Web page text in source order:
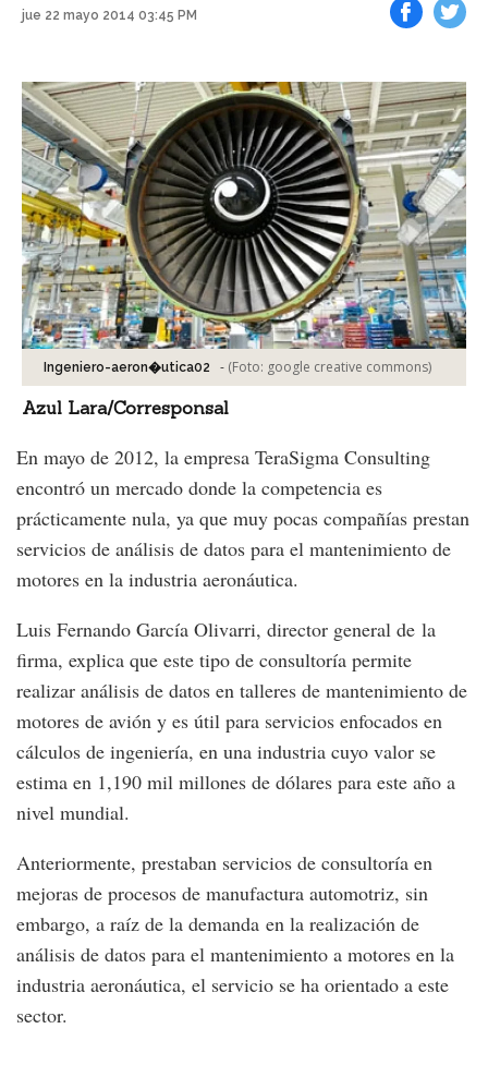
jue 22 mayo 2014 03:45 PM
Ingeniero-aeron�utica02 - (Foto: google creative commons)
Azul Lara/Corresponsal
En mayo de 2012, la empresa TeraSigma Consulting
encontró un mercado donde la competencia es
prácticamente nula, ya que muy pocas compañías prestan
servicios de análisis de datos para el mantenimiento de
motores en la industria aeronáutica.
Luis Fernando García Olivarri, director general de la
firma, explica que este tipo de consultoría permite
realizar análisis de datos en talleres de mantenimiento de
motores de avión y es útil para servicios enfocados en
cálculos de ingeniería, en una industria cuyo valor se
estima en 1,190 mil millones de dólares para este año a
nivel mundial.
Anteriormente, prestaban servicios de consultoría en
mejoras de procesos de manufactura automotriz, sin
embargo, a raíz de la demanda en la realización de
análisis de datos para el mantenimiento a motores en la
industria aeronáutica, el servicio se ha orientado a este
sector.